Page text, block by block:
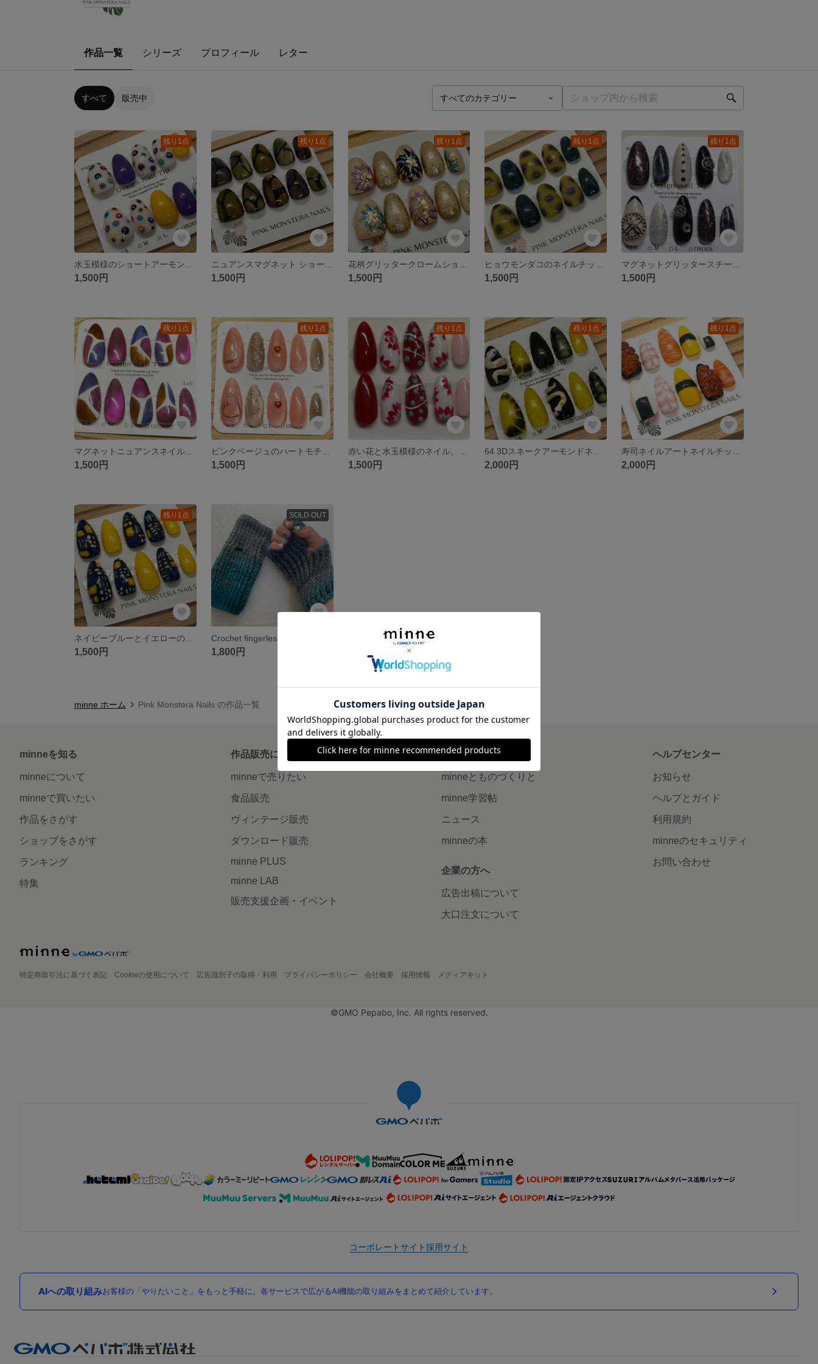
作品一覧 シリーズ プロフィール レター
すべて 販売中
残り1点
1,500円
残り1点
1,500円
残り1点
1,500円
残り1点
1,500円
残り1点
1,500円
残り1点
1,500円
残り1点
1,500円
残り1点
1,500円
残り1点
2,000円
残り1点
2,000円
残り1点
1,500円
SOLD OUT
1,800円
minne ホーム Pink Monstera Nails の作品一覧
minneを知る
minneについて
minneで買いたい
作品をさがす
ショップをさがす
ランキング
特集
作品販売について
minneで売りたい
食品販売
ヴィンテージ販売
ダウンロード販売
minne PLUS
minne LAB
販売支援企画・イベント
読みもの
minneとものづくりと
minne学習帖
ニュース
minneの本
企業の方へ
広告出稿について
大口注文について
ヘルプセンター
お知らせ
ヘルプとガイド
利用規約
minneのセキュリティ
お問い合わせ
特定商取引法に基づく表記 Cookieの使用について 広告識別子の取得・利用 プライバシーポリシー 会社概要 採用情報 メディアキット
©GMO Pepabo, Inc. All rights reserved.
コーポレートサイト採用サイト
AIへの取り組みお客様の「やりたいこと」をもっと手軽に。各サービスで広がるAI機能の取り組みをまとめて紹介しています。